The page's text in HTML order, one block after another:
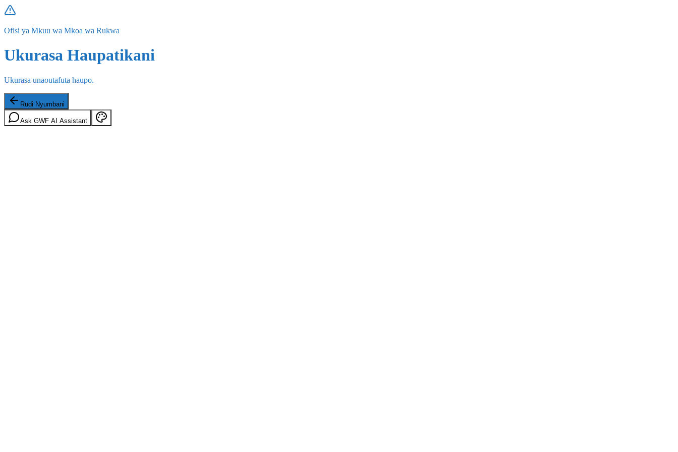
Ofisi ya Mkuu wa Mkoa wa Rukwa
Ukurasa Haupatikani
Ukurasa unaoutafuta haupo.
Rudi Nyumbani
Ask GWF AI Assistant